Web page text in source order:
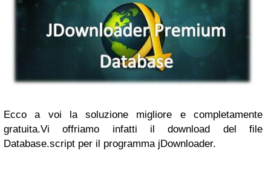
Ecco a voi la soluzione migliore e completamente
gratuita.Vi offriamo infatti il download del file
Database.script per il programma jDownloader.